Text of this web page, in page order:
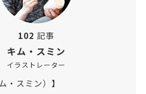
102 記事
キム・スミン
イラストレーター
・スミン）】